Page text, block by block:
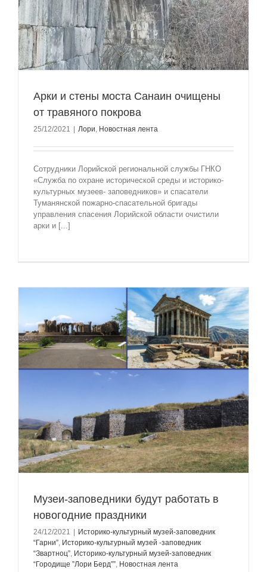
Арки и стены моста Санаин очищены
от травяного покрова
25/12/2021 | Лори Новостная лента
Сотрудники Лорийской региональной службы ГНКО
«Служба по охране исторической среды и историко-
культурных музеев- заповедников» и спасатели
Туманянской пожарно-спасательной бригады
управления спасения Лорийской области очистили
арки и [...]
Музеи-заповедники будут работать в
новогодние праздники
24/12/2021 | Историко-культурный музей-заповедник
“Гарни” Историко-культурный музей -заповедник
“Звартноц” Историко-культурный музей-заповедник
“Городище ”Лори Берд”” Новостная лента